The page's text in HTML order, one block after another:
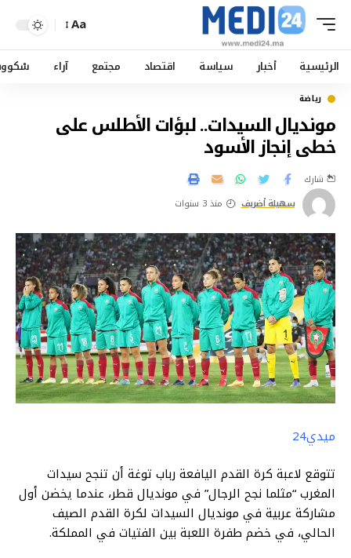
Aa
الرئيسية أخبار سياسة اقتصاد مجتمع آراء
رياضة
مونديال السيدات.. لبؤات الأطلس على
خطى إنجاز الأسود
سهيلة أضريف منذ 3 سنوات
شارك
ميدي24
تتوقع لاعبة كرة القدم اليافعة رباب توغة أن تنجح سيدات
المغرب “مثلما نجح الرجال” في مونديال قطر، عندما يخضن أول
مشاركة عربية في مونديال السيدات لكرة القدم الصيف
الحالي، في خضم طفرة اللعبة بين الفتيات في المملكة.